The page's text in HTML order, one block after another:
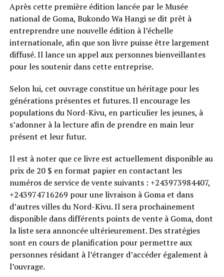
Après cette première édition lancée par le Musée
national de Goma, Bukondo Wa Hangi se dit prêt à
entreprendre une nouvelle édition à l’échelle
internationale, afin que son livre puisse être largement
diffusé. Il lance un appel aux personnes bienveillantes
pour les soutenir dans cette entreprise.
Selon lui, cet ouvrage constitue un héritage pour les
générations présentes et futures. Il encourage les
populations du Nord-Kivu, en particulier les jeunes, à
s’adonner à la lecture afin de prendre en main leur
présent et leur futur.
Il est à noter que ce livre est actuellement disponible au
prix de 20 $ en format papier en contactant les
numéros de service de vente suivants : +243973984407,
+243974716269 pour une livraison à Goma et dans
d’autres villes du Nord-Kivu. Il sera prochainement
disponible dans différents points de vente à Goma, dont
la liste sera annoncée ultérieurement. Des stratégies
sont en cours de planification pour permettre aux
personnes résidant à l’étranger d’accéder également à
l’ouvrage.